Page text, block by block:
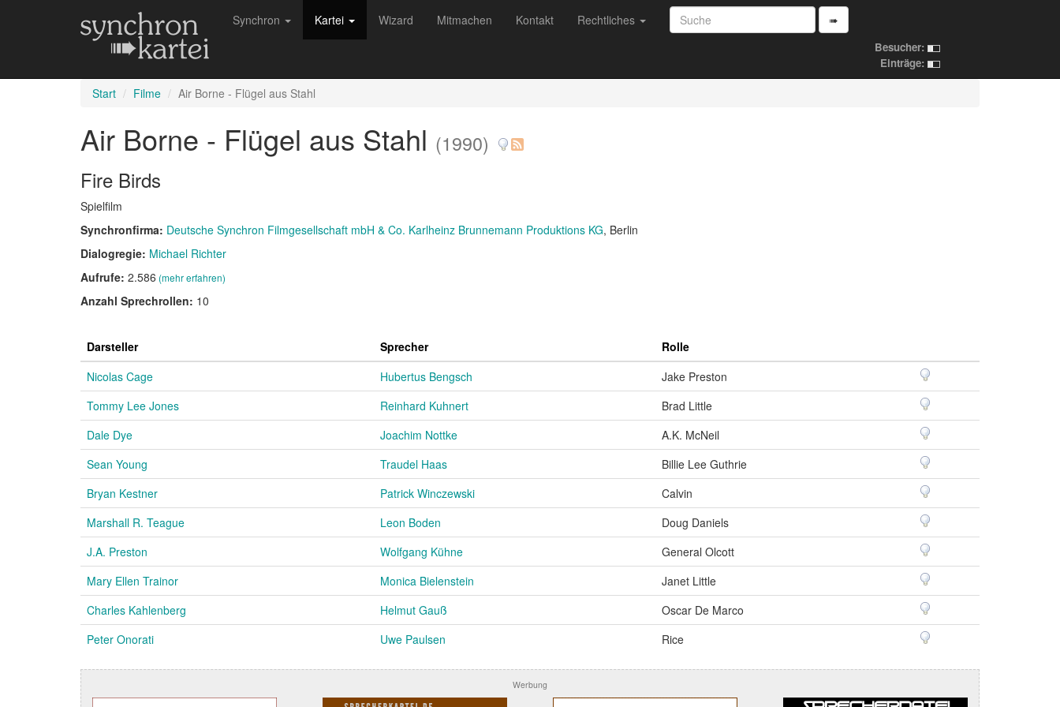
Synchron Kartei Wizard Mitmachen Kontakt Rechtliches ➠
Besucher:
Einträge:
Start Filme Air Borne - Flügel aus Stahl
Air Borne - Flügel aus Stahl (1990)
Fire Birds
Spielfilm
Synchronfirma: Deutsche Synchron Filmgesellschaft mbH & Co. Karlheinz Brunnemann Produktions KG, Berlin
Dialogregie: Michael Richter
Aufrufe: 2.586 (mehr erfahren)
Anzahl Sprechrollen: 10
Darsteller Sprecher
Rolle
Nicolas Cage
Hubertus Bengsch
Jake Preston
Tommy Lee Jones
Reinhard Kuhnert
Brad Little
Dale Dye
Joachim Nottke
A.K. McNeil
Sean Young
Traudel Haas
Billie Lee Guthrie
Bryan Kestner
Patrick Winczewski
Calvin
Marshall R. Teague
Leon Boden
Doug Daniels
J.A. Preston
Wolfgang Kühne
General Olcott
Mary Ellen Trainor
Monica Bielenstein
Janet Little
Charles Kahlenberg
Helmut Gauß
Oscar De Marco
Peter Onorati
Uwe Paulsen Rice
Werbung